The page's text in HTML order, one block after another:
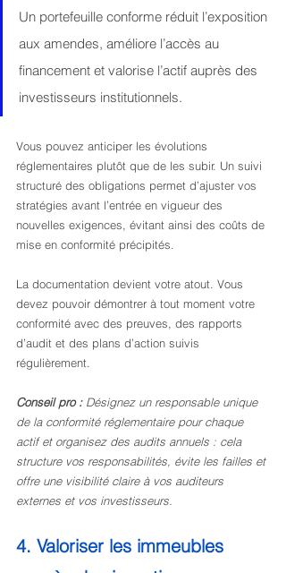
Un portefeuille conforme réduit l’exposition
aux amendes, améliore l’accès au
financement et valorise l’actif auprès des
investisseurs institutionnels.
Vous pouvez anticiper les évolutions
réglementaires plutôt que de les subir. Un suivi
structuré des obligations permet d’ajuster vos
stratégies avant l’entrée en vigueur des
nouvelles exigences, évitant ainsi des coûts de
mise en conformité précipités.
La documentation devient votre atout. Vous
devez pouvoir démontrer à tout moment votre
conformité avec des preuves, des rapports
d’audit et des plans d’action suivis
régulièrement.
Conseil pro : Désignez un responsable unique
de la conformité réglementaire pour chaque
actif et organisez des audits annuels : cela
structure vos responsabilités, évite les failles et
offre une visibilité claire à vos auditeurs
externes et vos investisseurs.
4. Valoriser les immeubles